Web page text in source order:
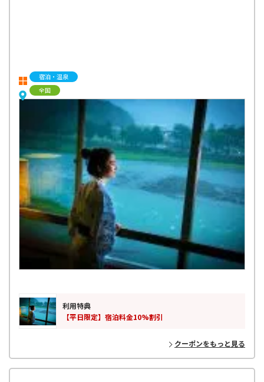
宿泊・温泉
全国
利用特典
【平日限定】宿泊料金10%割引
クーポンをもっと見る